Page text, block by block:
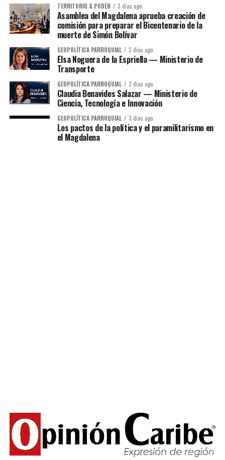
TERRITORIO & PODER 3 días ago
Asamblea del Magdalena aprueba creación de
comisión para preparar el Bicentenario de la
muerte de Simón Bolívar
GEOPOLÍTICA PARROQUIAL 3 días ago
Elsa Noguera de la Espriella — Ministerio de
Transporte
GEOPOLÍTICA PARROQUIAL 3 días ago
Claudia Benavides Salazar — Ministerio de
Ciencia, Tecnología e Innovación
GEOPOLÍTICA PARROQUIAL 3 días ago
Los pactos de la política y el paramilitarismo en
el Magdalena